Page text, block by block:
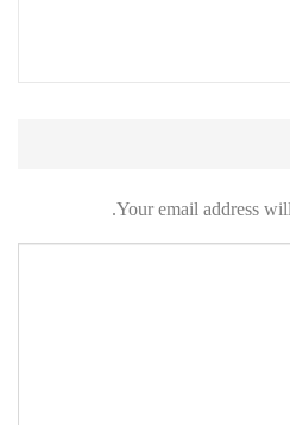
Your email address